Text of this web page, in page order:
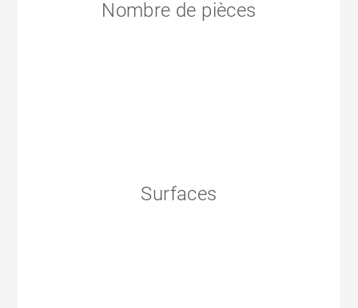
Nombre de pièces
Surfaces